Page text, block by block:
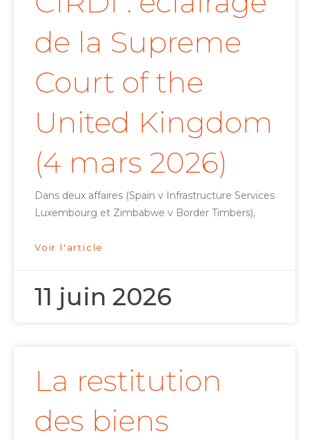
de la Supreme
Court of the
United Kingdom
(4 mars 2026)
Dans deux affaires (Spain v Infrastructure Services
Luxembourg et Zimbabwe v Border Timbers),
Voir l'article
11 juin 2026
La restitution
des biens